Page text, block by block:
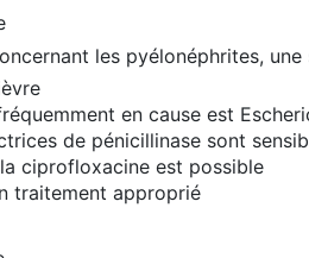
les pyélonéphrites, une
en cause est
de pénicillinase sont
ciprofloxacine est possible
traitement approprié